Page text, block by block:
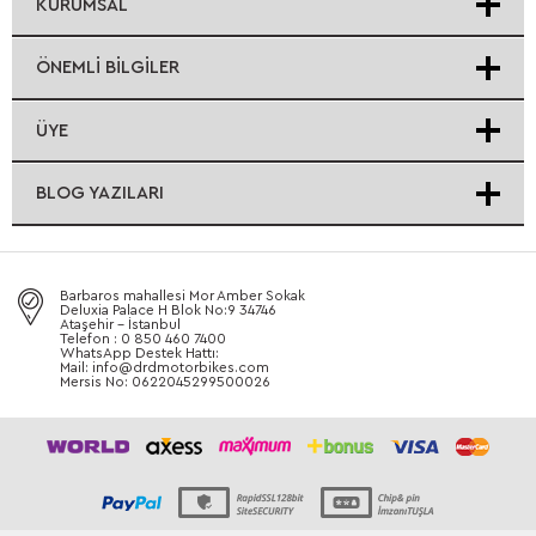
KURUMSAL
ÖNEMLI BILGILER
ÜYE
BLOG YAZILARI
Barbaros mahallesi Mor Amber Sokak
Deluxia Palace H Blok No:9 34746
Ataşehir - İstanbul
Telefon : 0 850 460 7400
WhatsApp Destek Hattı:
Mail: info@drdmotorbikes.com
Mersis No: 0622045299500026